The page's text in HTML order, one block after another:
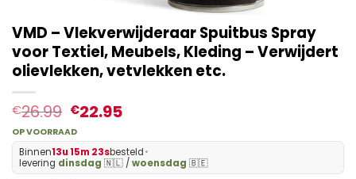
VMD – Vlekverwijderaar Spuitbus Spray
voor Textiel, Meubels, Kleding – Verwijdert
olievlekken, vetvlekken etc.
€26.99 €22.95
OP VOORRAAD
Binnen13u 15m 22sbesteld•
levering dinsdag 🇳🇱 /woensdag 🇧🇪